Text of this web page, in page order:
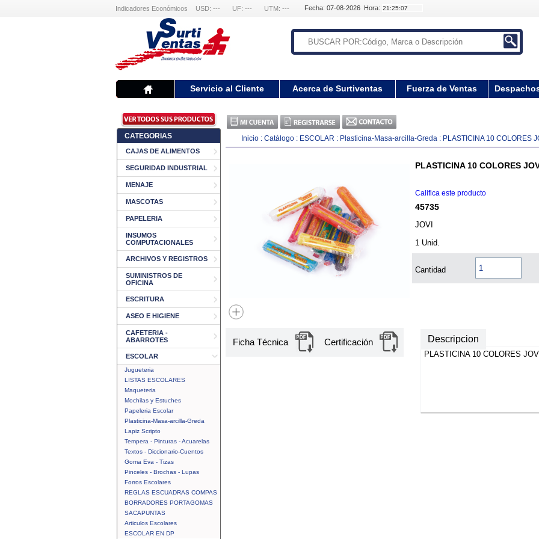
Indicadores Económicos USD: --- UF: --- UTM: --- Fecha: 07-08-2026 Hora:
Servicio al Cliente Acerca de Surtiventas Fuerza de Ventas
CATEGORIAS
CAJAS DE ALIMENTOS
SEGURIDAD INDUSTRIAL
MENAJE
MASCOTAS
PAPELERIA
INSUMOS
COMPUTACIONALES
ARCHIVOS Y REGISTROS
SUMINISTROS DE
OFICINA
ESCRITURA
ASEO E HIGIENE
CAFETERIA -
ABARROTES
ESCOLAR
Jugueteria
LISTAS ESCOLARES
Maqueteria
Mochilas y Estuches
Papeleria Escolar
Plasticina-Masa-arcilla-Greda
Lapiz Scripto
Tempera - Pinturas - Acuarelas
Textos - Diccionario-Cuentos
Goma Eva - Tizas
Pinceles - Brochas - Lupas
Forros Escolares
REGLAS ESCUADRAS COMPAS
BORRADORES PORTAGOMAS
SACAPUNTAS
Articulos Escolares
ESCOLAR EN DP
Inicio : Catálogo : ESCOLAR : Plasticina-Masa-arcilla-Greda : PLASTICINA 10 COLORES
PLASTICINA 10 COLORES
Califica este producto
45735
JOVI
1 Unid.
Cantidad
Ficha Técnica Certificación Descripcion
PLASTICINA 10 COLORES